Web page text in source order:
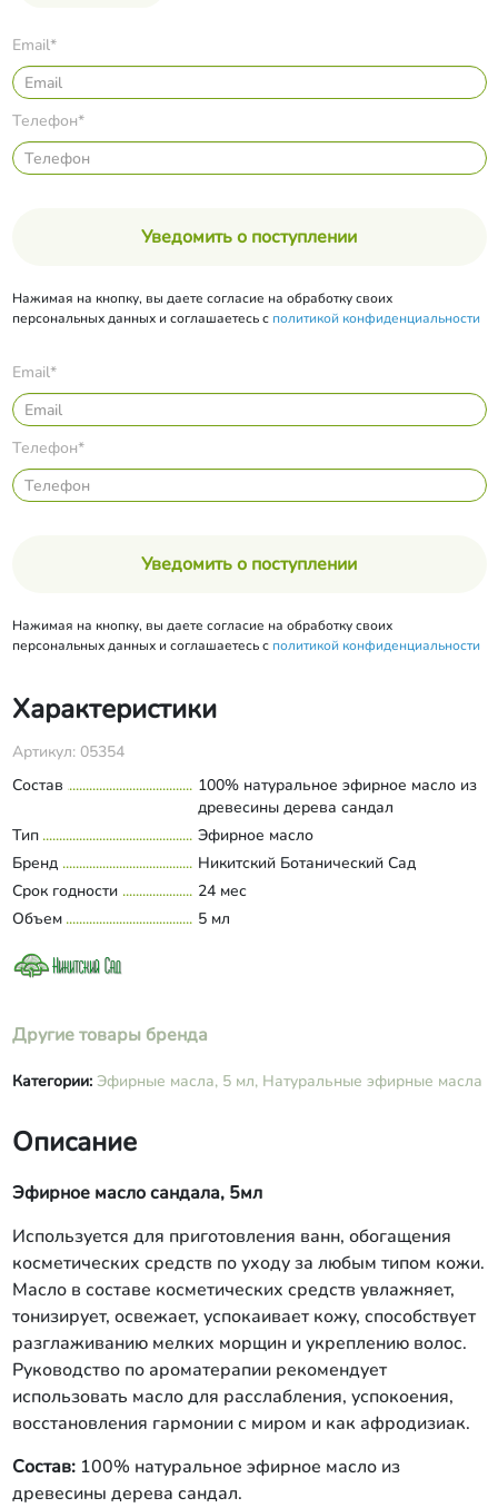
Email*
Телефон*
Уведомить о поступлении
Нажимая на кнопку, вы даете согласие на обработку своих
персональных данных и соглашаетесь с политикой конфиденциальности
Email*
Телефон*
Уведомить о поступлении
Нажимая на кнопку, вы даете согласие на обработку своих
персональных данных и соглашаетесь с политикой конфиденциальности
Характеристики
Артикул: 05354
Состав
100% натуральное эфирное масло из
древесины дерева сандал
Тип
Эфирное масло
Бренд
Никитский Ботанический Сад
Срок годности
24 мес
Объем
5 мл
Другие товары бренда
Категории: Эфирные масла, 5 мл, Натуральные эфирные масла
Описание
Эфирное масло сандала, 5мл
Используется для приготовления ванн, обогащения
косметических средств по уходу за любым типом кожи.
Масло в составе косметических средств увлажняет,
тонизирует, освежает, успокаивает кожу, способствует
разглаживанию мелких морщин и укреплению волос.
Руководство по ароматерапии рекомендует
использовать масло для расслабления, успокоения,
восстановления гармонии с миром и как афродизиак.
Состав:100% натуральное эфирное масло из
древесины дерева сандал.